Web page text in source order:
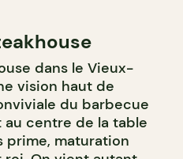
dans le Vieux-
vision haut de
du barbecue
au centre de la table
maturation